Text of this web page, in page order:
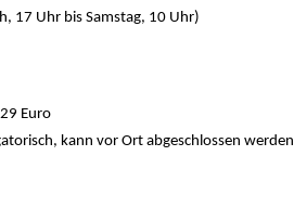
17 Uhr bis Samstag, 10 Uhr)
Euro
kann vor Ort abgeschlossen werden